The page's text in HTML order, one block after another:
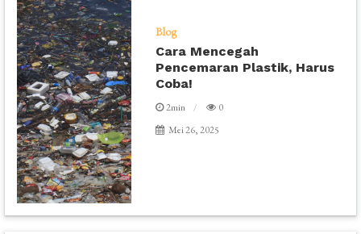
Blog
Cara Mencegah
Pencemaran Plastik, Harus
Coba!
2min
0
Mei 26, 2025